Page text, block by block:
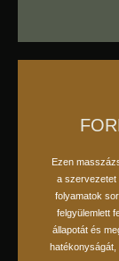
Ezen
a szervezetet
folyamatok
felgyülemlett
állapotát és
hatékonyságát,